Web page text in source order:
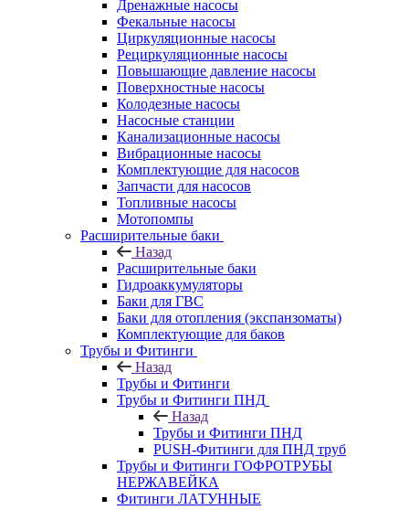
Дренажные насосы
Фекальные насосы
Циркуляционные насосы
Рециркуляционные насосы
Повышающие давление насосы
Поверхностные насосы
Колодезные насосы
Насосные станции
Канализационные насосы
Вибрационные насосы
Комплектующие для насосов
Запчасти для насосов
Топливные насосы
Мотопомпы
Расширительные баки
Назад
Расширительные баки
Гидроаккумуляторы
Баки для ГВС
Баки для отопления (экспанзоматы)
Комплектующие для баков
Трубы и Фитинги
Назад
Трубы и Фитинги
Трубы и Фитинги ПНД
Назад
Трубы и Фитинги ПНД
PUSH-Фитинги для ПНД труб
Трубы и Фитинги ГОФРОТРУБЫ
НЕРЖАВЕЙКА
Фитинги ЛАТУННЫЕ